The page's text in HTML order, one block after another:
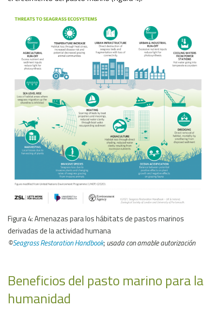
Figura 4: Amenazas para los hábitats de pastos marinos
derivadas de la actividad humana
©Seagrass Restoration Handbook; usada con amable autorización
Beneficios del pasto marino para la
humanidad